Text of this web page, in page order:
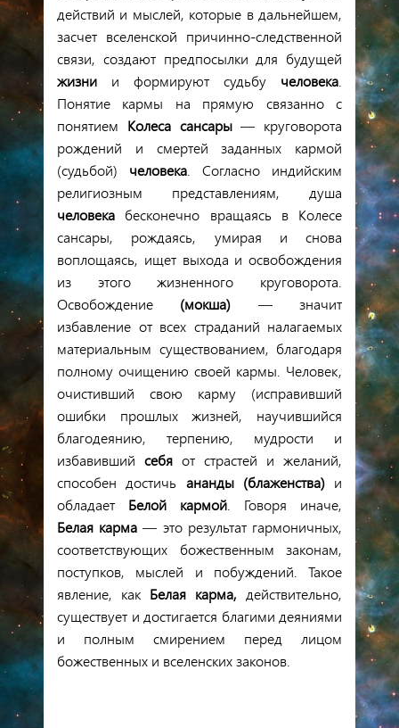
действий и мыслей, которые в дальнейшем,
засчет вселенской причинно-следственной
связи, создают предпосылки для будущей
жизни и формируют судьбу человека
Понятие кармы на прямую связанно с
понятием Колеса сансары— круговорота
рождений и смертей заданных кармой
(судьбой) человека . Согласно индийским
религиозным представлениям, душа
человека бесконечно вращаясь в Колесе
сансары, рождаясь, умирая и снова
воплощаясь, ищет выхода и освобождения
из этого жизненного круговорота.
Освобождение (мокша) — значит
избавление от всех страданий налагаемых
материальным существованием, благодаря
полному очищению своей кармы. Человек,
очистивший свою карму (исправивший
ошибки прошлых жизней, научившийся
благодеянию, терпению, мудрости и
избавивший себя от страстей и желаний,
способен достичь ананды (блаженства)и
обладает Белой кармой . Говоря иначе,
Белая карма — это результат гармоничных,
соответствующих божественным законам,
поступков, мыслей и побуждений. Такое
явление, как Белая карма, действительно,
существует и достигается благими деяниями
и полным смирением перед лицом
божественных и вселенских законов.